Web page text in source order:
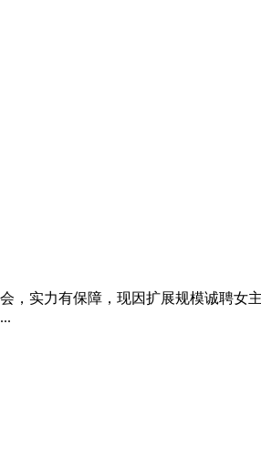
，实力有保障，现因扩展规模诚聘